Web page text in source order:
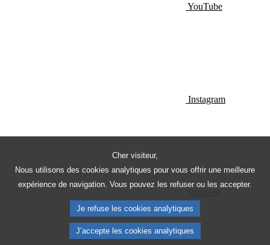
Cher visiteur,
Nous utilisons des cookies analytiques pour vous offrir une meilleure
expérience de navigation. Vous pouvez les refuser ou les accepter.
Je refuse les cookies analytiques
J’accepte les cookies analytiques
YouTube
Instagram